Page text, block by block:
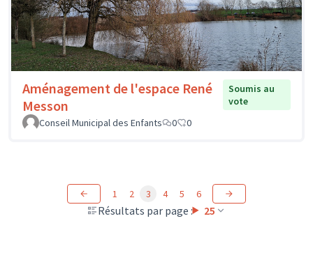
Aménagement de l'espace René
Messon
Soumis au
vote
Conseil Municipal des Enfants
0 0
Résultats par page : 25
1 2 3 4 5 6